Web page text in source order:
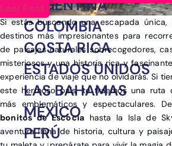
ARGENTINA
COLOMBIA
COSTA RICA
ESTADOS UNIDOS
LAS BAHAMAS
MÉXICO
PERÚ
Leer Post
Si estás buscando una escapada
destinos más impresionantes para
de paisajes naturales sobrecogedores,
misteriosos y una historia rica y
experiencia de viaje que no olvidarás. Si
este hermoso país, te traemos una ruta
más emblemáticos y espectaculares.
bonitos de Escocia hasta la Isla de
aventura llena de historia, cultura y